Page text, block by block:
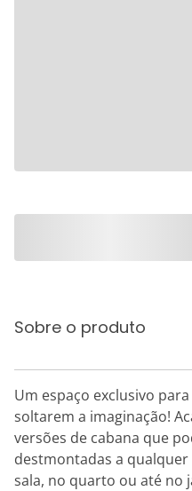
Sobre o produto
Um espaço exclusivo
soltarem a imaginação!
versões de cabana que
destmontadas a
sala, no quarto ou até no